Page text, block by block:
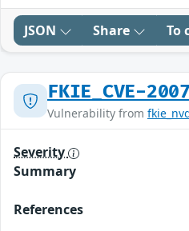
JSON Share To
FKIE_CVE-
Vulnerability from
Severity
Summary
References